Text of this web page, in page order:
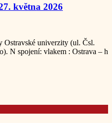
května 2026
univerzity (ul. Čsl.
N spojení: vlakem : Ostrava – h